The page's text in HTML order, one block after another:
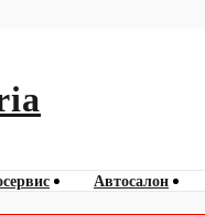
Автосалон